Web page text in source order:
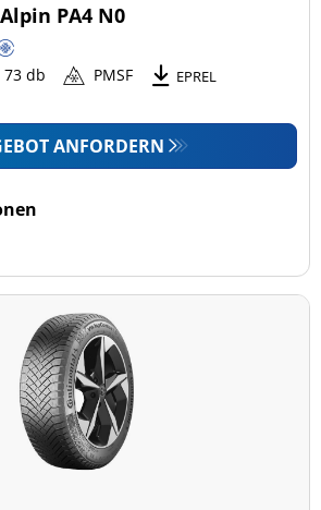
PA4 N0
73 db PMSF EPREL
ANFORDERN